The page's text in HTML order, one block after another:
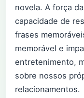
novela. A força
capacidade de
frases
memorável e
entretenimento,
sobre nossos
relacionamentos.